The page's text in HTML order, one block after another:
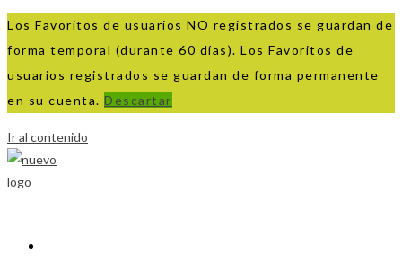
Los Favoritos de usuarios NO registrados se guardan de
forma temporal (durante 60 días). Los Favoritos de
usuarios registrados se guardan de forma permanente
en su cuenta. Descartar
Ir al contenido